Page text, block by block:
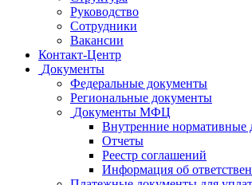
Руководство
Сотрудники
Вакансии
Контакт-Центр
Документы
Федеральные документы
Региональные документы
Документы МФЦ
Внутренние нормативные
Отчеты
Реестр соглашений
Информация об